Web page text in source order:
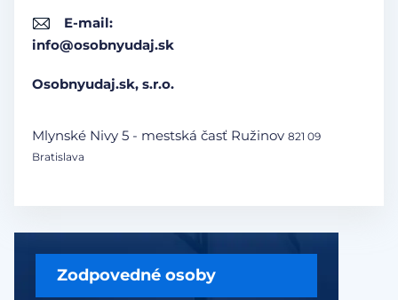
Zodpovedné osoby
E-mail:
info@osobnyudaj.sk
Osobnyudaj.sk, s.r.o.
Mlynské Nivy 5 - mestská časť Ružinov 821 09
Bratislava